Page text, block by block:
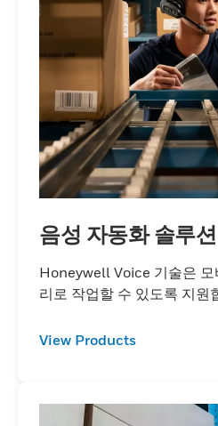
음성 자동화 솔루션
Honeywell Voice 기술은 모
리로 작업할 수 있도록 지원
View Products